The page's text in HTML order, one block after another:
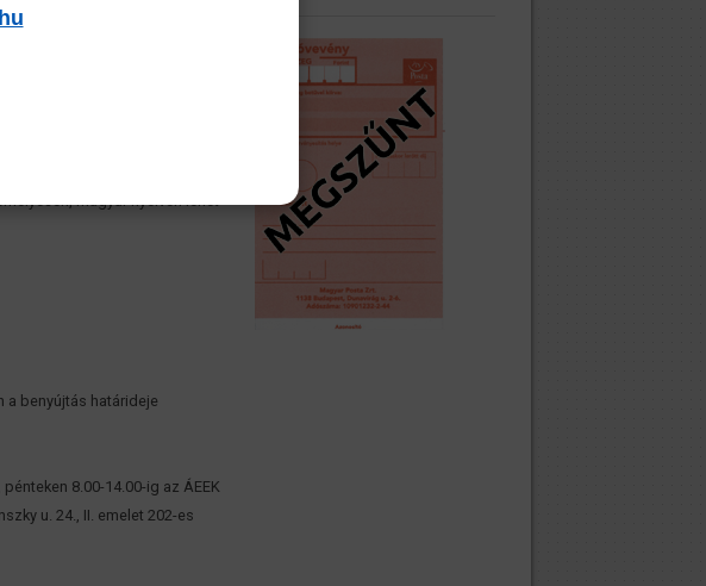
helyről
vagy méltányossági eljárás
magyar nyelven lehet
benyújtás határideje
8.00-14.00-ig az ÁEEK
u. 24., II. emelet 202-es